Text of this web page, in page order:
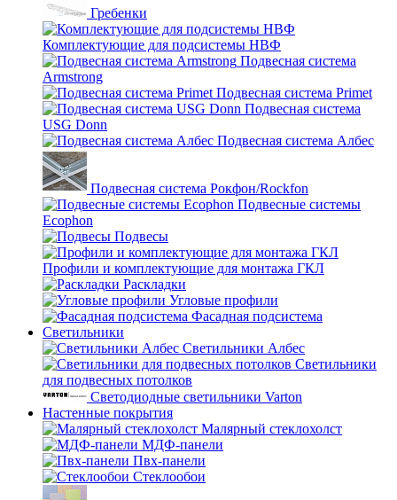
Гребенки
Комплектующие для подсистемы НВФ
Подвесная система
Armstrong
Подвесная система Primet
Подвесная система
USG Donn
Подвесная система Албес
Подвесная система Рокфон/Rockfon
Подвесные системы
Ecophon
Подвесы
Профили и комплектующие для монтажа ГКЛ
Раскладки
Угловые профили
Фасадная подсистема
Светильники
Светильники Албес
Светильники
для подвесных потолков
Светодиодные светильники Varton
Настенные покрытия
Малярный стеклохолст
МДФ-панели
Пвх-панели
Стеклообои